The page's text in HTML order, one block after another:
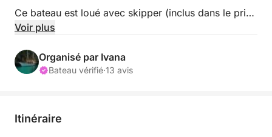
Ce bateau est loué avec skipper (inclus dans le prix
de la location) et est idéal pour une journée en mer
superbes côtes est et sud de l'île de Krk.
vos vacances, sous le soleil, face à une mer
Voir plus
Organisé par Ivana
Bateau vérifié·13 avis
Itinéraire